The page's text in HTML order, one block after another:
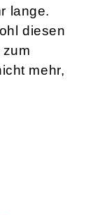
lange.
diesen
mehr,